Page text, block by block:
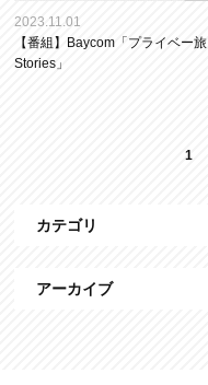
2023.11.01
【番組】Baycom「プライベー旅
Stories」
1
カテゴリ
アーカイブ